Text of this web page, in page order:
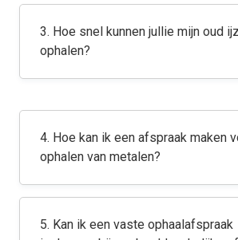
3. Hoe snel kunnen jullie mijn oud
ophalen?
4. Hoe kan ik een afspraak maken
ophalen van metalen?
5. Kan ik een vaste ophaalafspraak